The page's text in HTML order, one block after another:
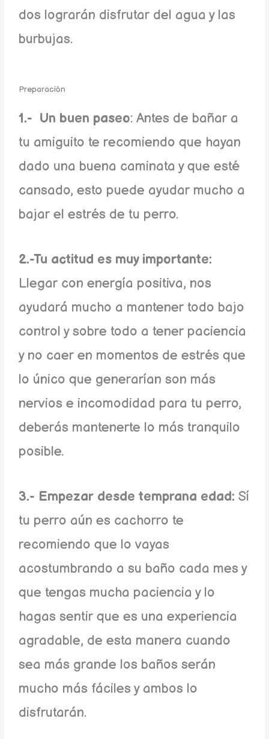
dos lograrán disfrutar del agua y las
burbujas.
Preparación
1.- Un buen paseo: Antes de bañar a
tu amiguito te recomiendo que hayan
dado una buena caminata y que esté
cansado, esto puede ayudar mucho a
bajar el estrés de tu perro.
2.-Tu actitud es muy importante:
Llegar con energía positiva, nos
ayudará mucho a mantener todo bajo
control y sobre todo a tener paciencia
y no caer en momentos de estrés que
lo único que generarían son más
nervios e incomodidad para tu perro,
deberás mantenerte lo más tranquilo
posible.
3.- Empezar desde temprana edad: Sí
tu perro aún es cachorro te
recomiendo que lo vayas
acostumbrando a su baño cada mes y
que tengas mucha paciencia y lo
hagas sentir que es una experiencia
agradable, de esta manera cuando
sea más grande los baños serán
mucho más fáciles y ambos lo
disfrutarán.